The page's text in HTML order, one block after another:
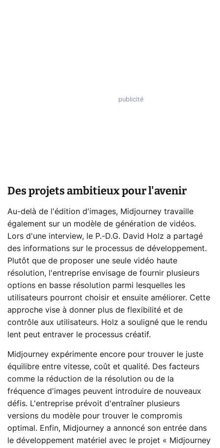
Des projets ambitieux pour l'avenir
Au-delà de l'édition d'images, Midjourney travaille
également sur un modèle de génération de vidéos.
Lors d'une interview, le P.-D.G. David Holz a partagé
des informations sur le processus de développement.
Plutôt que de proposer une seule vidéo haute
résolution, l'entreprise envisage de fournir plusieurs
options en basse résolution parmi lesquelles les
utilisateurs pourront choisir et ensuite améliorer. Cette
approche vise à donner plus de flexibilité et de
contrôle aux utilisateurs. Holz a souligné que le rendu
lent peut entraver le processus créatif.
Midjourney expérimente encore pour trouver le juste
équilibre entre vitesse, coût et qualité. Des facteurs
comme la réduction de la résolution ou de la
fréquence d'images peuvent introduire de nouveaux
défis. L'entreprise prévoit d'entraîner plusieurs
versions du modèle pour trouver le compromis
optimal. Enfin, Midjourney a annoncé son entrée dans
le développement matériel avec le projet « Midjourney